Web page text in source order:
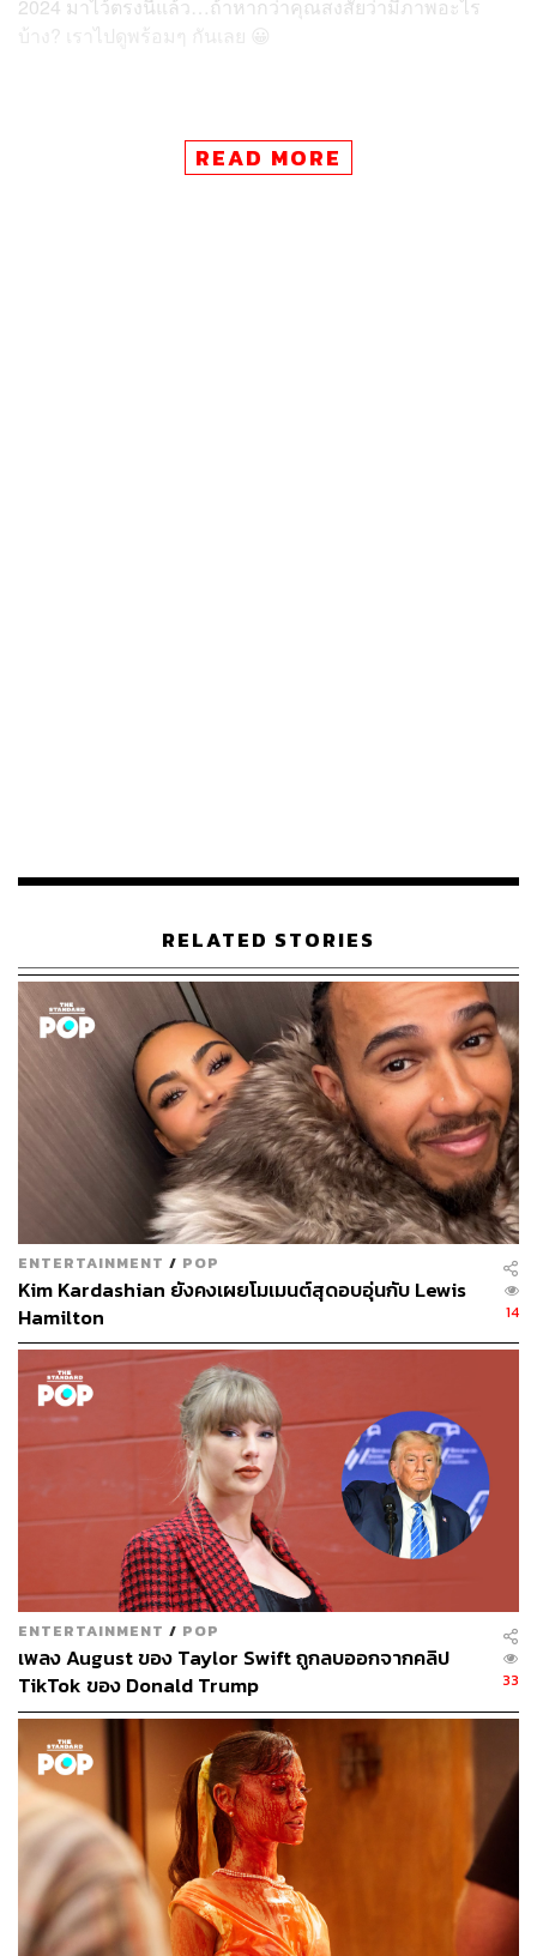
2024 มาไว้ตรงนี้แล้ว…ถ้าหากว่าคุณสงสัยว่ามีภาพอะไร
บ้าง? เราไปดูพร้อมๆ กันเลย 😀
คิมเยจี นักกีฬายิงปืนสั้นอัดลมทีมชาติเกาหลีใต้ เจ้าของ
เหรียญเงินในการแข่งขันยิงปืนสั้นอัดลม 10 เมตรหญิง ที่
โอลิมปิกเกมส์ ปารีส 2024และ ยูซุฟ ดิเคช สิงห์ปืนวัยเก๋าอายุ
51 ปี คือสองนักกีฬายิงปืนที่สร้างไวรัลที่สุดในการแข่งขัน
โอลิมปิกเกมส์ 2024 ด้วยคิมเยจีที่โดดเด่นด้านความเท่ พบกับ
ยูซุฟ ดิเคช ที่มาพร้อมกับลุคสุดชิลที่เหมือนเพิ่งตื่นมาแข่ง
โอลิมปิกเกมส์
Olympic
READ MORE
RELATED STORIES
ENTERTAINMENT / POP
Kim Kardashian ยังคงเผยโมเมนต์สุดอบอุ่นกับ Lewis
Hamilton
14
ENTERTAINMENT / POP
เพลง August ของ Taylor Swift ถูกลบออกจากคลิป
TikTok ของ Donald Trump
33